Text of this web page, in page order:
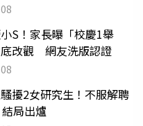
S！家長曝「校慶1舉
改觀 網友洗版認證
擾2女研究生！不服解聘
局出爐